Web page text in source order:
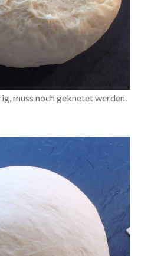
muss noch geknetet werden.